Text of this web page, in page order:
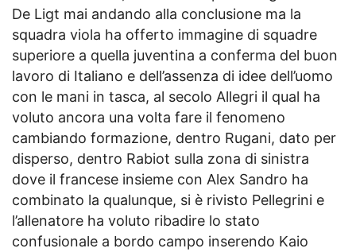
De Ligt mai andando alla conclusione ma la
squadra viola ha offerto immagine di squadre
superiore a quella juventina a conferma del buon
lavoro di Italiano e dell’assenza di idee dell’uomo
con le mani in tasca, al secolo Allegri il qual ha
voluto ancora una volta fare il fenomeno
cambiando formazione, dentro Rugani, dato per
disperso, dentro Rabiot sulla zona di sinistra
dove il francese insieme con Alex Sandro ha
combinato la qualunque, si è rivisto Pellegrini e
l’allenatore ha voluto ribadire lo stato
confusionale a bordo campo inserendo Kaio